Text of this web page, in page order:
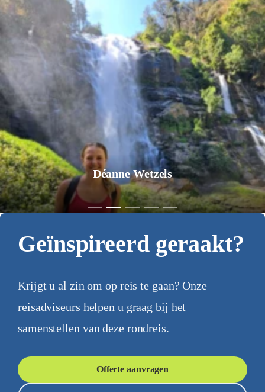
Jurgen Pol
Geïnspireerd geraakt?
Krijgt u al zin om op reis te gaan? Onze
reisadviseurs helpen u graag bij het
samenstellen van deze rondreis.
Offerte aanvragen